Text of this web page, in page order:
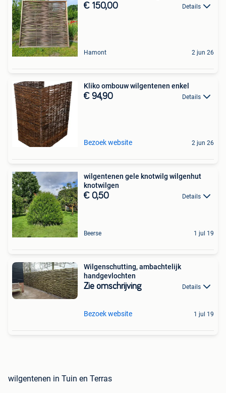
€ 150,00 Details
Hamont 2 jun 26
Kliko ombouw wilgentenen enkel
€ 94,90 Details
Bezoek website 2 jun 26
wilgentenen gele knotwilg wilgenhut
knotwilgen
€ 0,50 Details
Beerse 1 jul 19
Wilgenschutting, ambachtelijk
handgevlochten
Zie omschrijving Details
Bezoek website 1 jul 19
wilgentenen in Tuin en Terras